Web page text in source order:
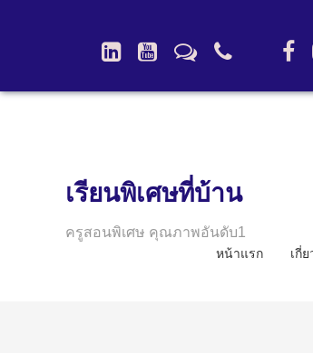
เรียนพิเศษที่บ้าน
ครูสอนพิเศษ คุณภาพอันดับ1
หน้าแรก เกี่